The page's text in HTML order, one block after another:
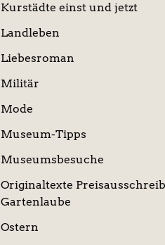
Kurstädte einst und jetzt
Landleben
Liebesroman
Militär
Mode
Museum-Tipps
Museumsbesuche
Originaltexte
Gartenlaube
Ostern